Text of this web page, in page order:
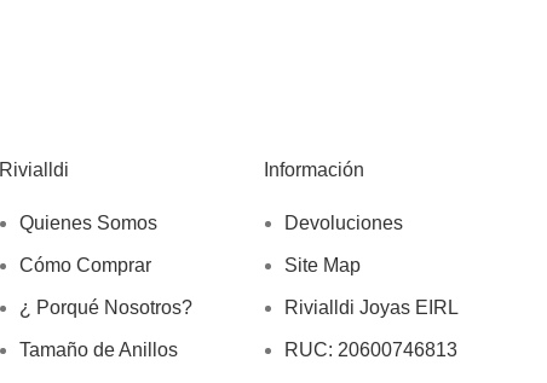
Rivialldi
Quienes Somos
Cómo Comprar
¿ Porqué Nosotros?
Tamaño de Anillos
Información
Devoluciones
Site Map
Rivialldi Joyas EIRL
RUC: 20600746813